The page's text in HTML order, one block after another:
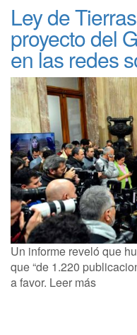
Ley de
proyecto del
en las redes
Un informe reveló que
que “de 1.220
a favor. Leer más